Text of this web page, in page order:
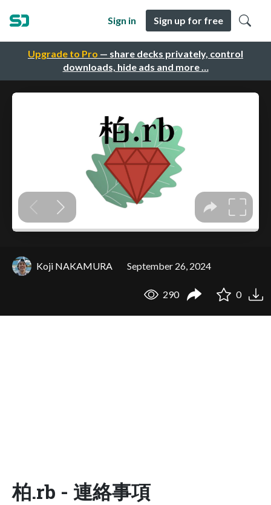
Upgrade to Pro — share decks privately, control
downloads, hide ads and more …
Sign in Sign up for free
Koji NAKAMURA September 26, 2024
290 0
柏.rb - 連絡事項